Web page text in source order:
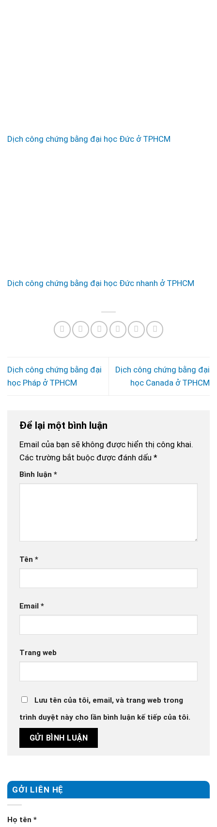
Dịch công chứng bằng đại học Đức ở TPHCM
Dịch công chứng bằng đại học Đức nhanh ở TPHCM
Dịch công chứng bằng đại
học Pháp ở TPHCM
Dịch công chứng bằng đại
học Canada ở TPHCM
Để lại một bình luận
Email của bạn sẽ không được hiển thị công khai.
Các trường bắt buộc được đánh dấu *
Bình luận *
Tên *
Email *
Trang web
Lưu tên của tôi, email, và trang web trong
trình duyệt này cho lần bình luận kế tiếp của tôi.
GỞI LIÊN HỆ
Họ tên *